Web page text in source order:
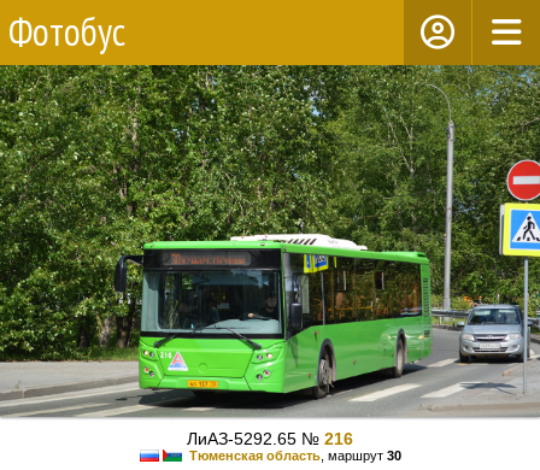
Фотобус
ЛиАЗ-5292.65 № 216
Тюменская область, маршрут 30